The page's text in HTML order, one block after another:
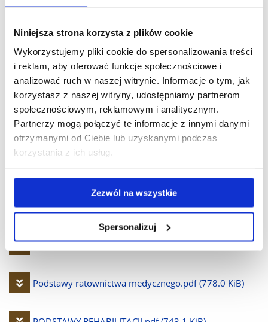
Niniejsza strona korzysta z plików cookie
Wykorzystujemy pliki cookie do spersonalizowania treści
i reklam, aby oferować funkcje społecznościowe i
analizować ruch w naszej witrynie. Informacje o tym, jak
korzystasz z naszej witryny, udostępniamy partnerom
społecznościowym, reklamowym i analitycznym.
Partnerzy mogą połączyć te informacje z innymi danymi
otrzymanymi od Ciebie lub uzyskanymi podczas
korzystania z ich usług.
Zezwól na wszystkie
Spersonalizuj
plik
Pobierz
plik
Pedagogika.pdf (811.2 KiB)
Pobierz
plik
Pediatria i Pielęgniarstwo pediatryczne.pdf (855.9 KiB)
Pobierz
PIELĘGNIARSTWO W OPIECE DŁUGOTERMINOWEJ.pdf
Pobierz
Podstawowa Opieka Zdrowotna.pdf (790.5 KiB)
Pobierz
PODSTAWY PIELĘGNIARSTWA.pdf (882.9 KiB)
Pobierz
Podstawy ratownictwa medycznego.pdf (778.0 KiB)